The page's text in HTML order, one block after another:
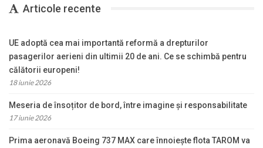
Articole recente
UE adoptă cea mai importantă reformă a drepturilor
pasagerilor aerieni din ultimii 20 de ani. Ce se schimbă pentru
călătorii europeni!
18 iunie 2026
Meseria de însoțitor de bord, între imagine și responsabilitate
17 iunie 2026
Prima aeronavă Boeing 737 MAX care înnoiește flota TAROM va